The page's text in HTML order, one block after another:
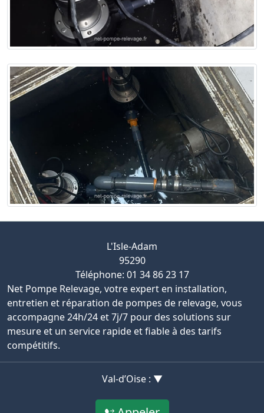
L'Isle-Adam
95290
Téléphone: 01 34 86 23 17
Net Pompe Relevage, votre expert en installation,
entretien et réparation de pompes de relevage, vous
accompagne 24h/24 et 7j/7 pour des solutions sur
mesure et un service rapide et fiable à des tarifs
compétitifs.
Val-d’Oise : ▼